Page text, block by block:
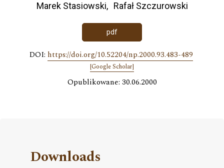
Marek Stasiowski Rafał Szczurowski
pdf
DOI: https://doi.org/10.52204/np.2000.93.483-489
[Google Scholar]
Opublikowane: 30.06.2000
Downloads